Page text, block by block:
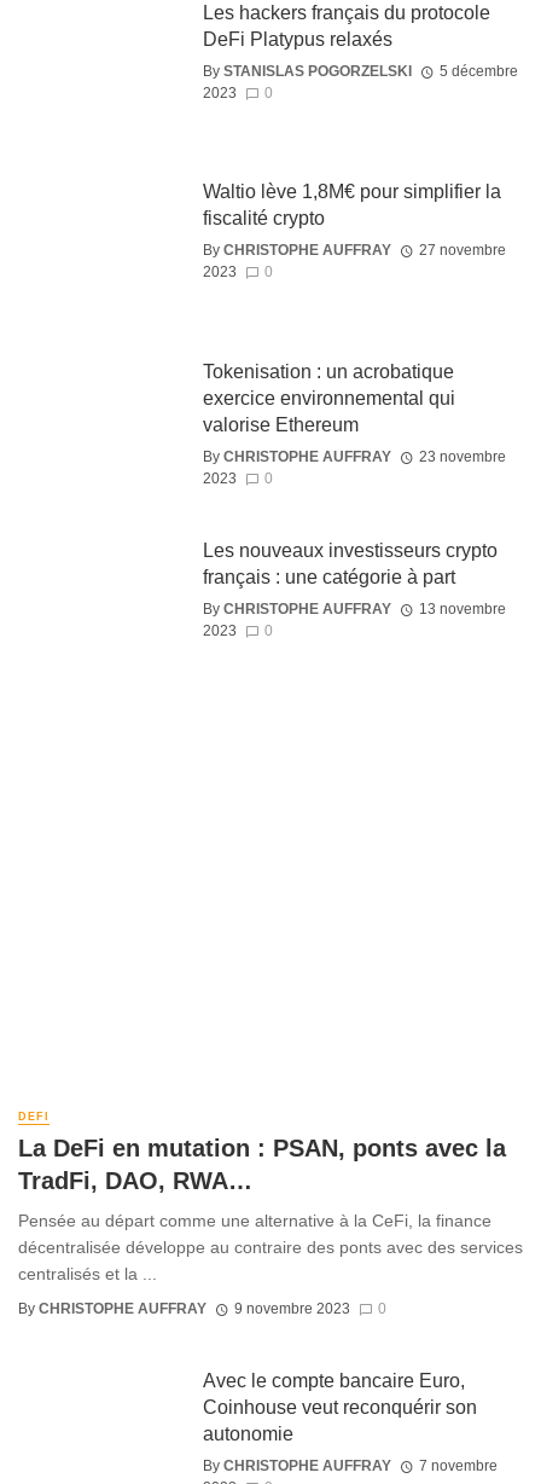
Les hackers français du protocole
DeFi Platypus relaxés
By STANISLAS POGORZELSKI
5 décembre
2023
0
Waltio lève 1,8M€ pour simplifier la
fiscalité crypto
By CHRISTOPHE AUFFRAY
27 novembre
2023
0
Tokenisation : un acrobatique
exercice environnemental qui
valorise Ethereum
By CHRISTOPHE AUFFRAY
23 novembre
2023
0
Les nouveaux investisseurs crypto
français : une catégorie à part
By CHRISTOPHE AUFFRAY
13 novembre
2023
0
DEFI
La DeFi en mutation : PSAN, ponts avec la
TradFi, DAO, RWA…
Pensée au départ comme une alternative à la CeFi, la finance
décentralisée développe au contraire des ponts avec des services
centralisés et la ...
By CHRISTOPHE AUFFRAY 9 novembre 2023 0
Avec le compte bancaire Euro,
Coinhouse veut reconquérir son
autonomie
By CHRISTOPHE AUFFRAY
7 novembre